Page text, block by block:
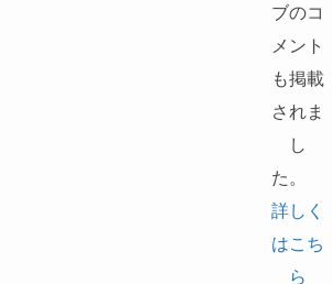
ブのコ
メント
も掲載
されま
し
た。
詳しく
はこち
ら